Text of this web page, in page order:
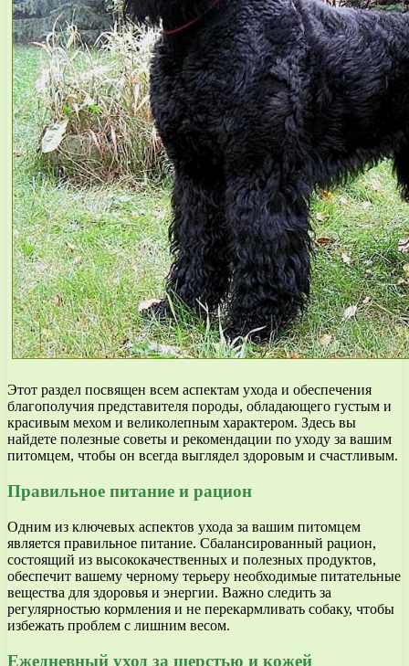
Этот раздел посвящен всем аспектам ухода и обеспечения
благополучия представителя породы, обладающего густым и
красивым мехом и великолепным характером. Здесь вы
найдете полезные советы и рекомендации по уходу за вашим
питомцем, чтобы он всегда выглядел здоровым и счастливым.
Правильное питание и рацион
Одним из ключевых аспектов ухода за вашим питомцем
является правильное питание. Сбалансированный рацион,
состоящий из высококачественных и полезных продуктов,
обеспечит вашему черному терьеру необходимые питательные
вещества для здоровья и энергии. Важно следить за
регулярностью кормления и не перекармливать собаку, чтобы
избежать проблем с лишним весом.
Ежедневный уход за шерстью и кожей